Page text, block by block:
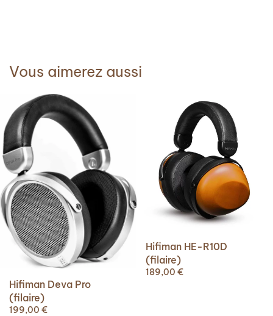
Vous aimerez aussi
Hifiman Deva Pro
(filaire)
199,00 €
Hifiman HE-R10D
(filaire)
189,00 €